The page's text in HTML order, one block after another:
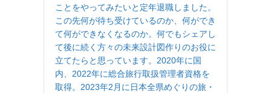
ことをやってみたいと定年退職しました。
この先何が待ち受けているのか、何ができ
て何ができなくなるのか。何でもシェアし
て後に続く方々の未来設計図作りのお役に
立てたらと思っています。2020年に国
内、2022年に総合旅行取扱管理者資格を
取得。2023年2月に日本全県めぐりの旅・